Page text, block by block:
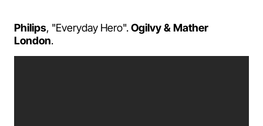
Philips, "Everyday Hero".Ogilvy & Mather
London.